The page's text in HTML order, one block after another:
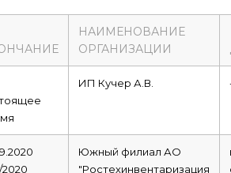
НАИМЕНОВАНИЕ
ОРГАНИЗАЦИИ
ИП Кучер А.В.
2020
Южный филиал АО
"Ростехинвентаризация